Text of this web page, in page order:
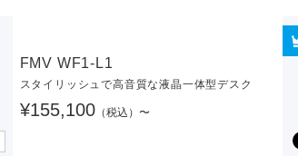
FMV WF1-L1
スタイリッシュで高音質な液晶一体型デスク
¥155,100（税込）〜